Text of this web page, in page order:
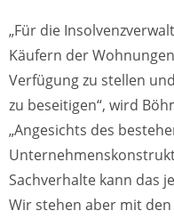
„Für die
Käufern der
Verfügung zu stellen
zu beseitigen“, wird
„Angesichts des
Sachverhalte kann das
Wir stehen aber mit